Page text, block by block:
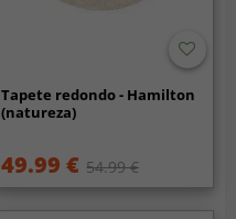
Tapete redondo - Hamilton
(natureza)
49.99 € 54.99 €